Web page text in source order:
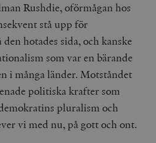
Rushdie, oförmågan hos
stå upp för
hotades sida, och kanske
som var en bärande
i många länder. Motståndet
politiska krafter som
pluralism och
vi med nu, på gott och ont.